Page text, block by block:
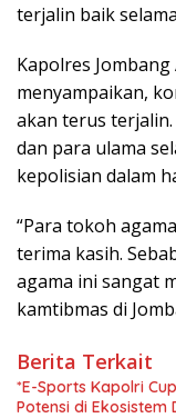
terjalin baik
Kapolres Jombang
menyampaikan,
akan terus
dan para ulama
kepolisian dalam
“Para tokoh
terima kasih.
agama ini sangat
kamtibmas di
Berita Terkait
*E-Sports Kapolri
Potensi di Ekosistem